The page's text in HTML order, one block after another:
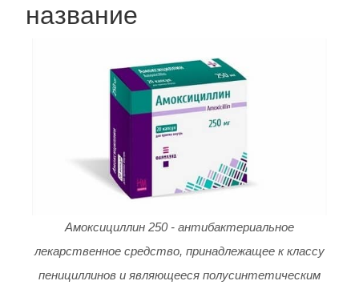
название
Амоксициллин 250 - антибактериальное
лекарственное средство, принадлежащее к классу
пенициллинов и являющееся полусинтетическим